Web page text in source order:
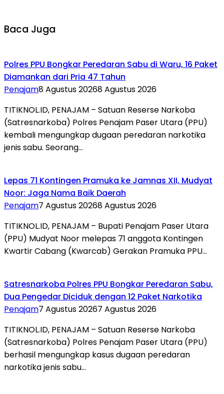
Baca Juga
Polres PPU Bongkar Peredaran Sabu di Waru, 16 Paket
Diamankan dari Pria 47 Tahun
Penajam8 Agustus 20268 Agustus 2026
TITIKNOL.ID, PENAJAM – Satuan Reserse Narkoba
(Satresnarkoba) Polres Penajam Paser Utara (PPU)
kembali mengungkap dugaan peredaran narkotika
jenis sabu. Seorang…
Lepas 71 Kontingen Pramuka ke Jamnas XII, Mudyat
Noor: Jaga Nama Baik Daerah
Penajam7 Agustus 20268 Agustus 2026
TITIKNOL.ID, PENAJAM – Bupati Penajam Paser Utara
(PPU) Mudyat Noor melepas 71 anggota Kontingen
Kwartir Cabang (Kwarcab) Gerakan Pramuka PPU…
Satresnarkoba Polres PPU Bongkar Peredaran Sabu,
Dua Pengedar Diciduk dengan 12 Paket Narkotika
Penajam7 Agustus 20267 Agustus 2026
TITIKNOL.ID, PENAJAM – Satuan Reserse Narkoba
(Satresnarkoba) Polres Penajam Paser Utara (PPU)
berhasil mengungkap kasus dugaan peredaran
narkotika jenis sabu…